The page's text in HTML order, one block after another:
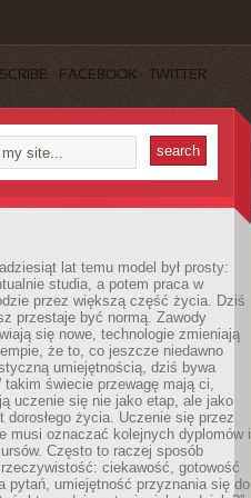
FACEBOOK TWITTER
lat temu model był prosty:
studia, a potem praca w
przez większą część życia. Dziś
przestaje być normą. Zawody
się nowe, technologie zmieniają
że to, co jeszcze niedawno
umiejętnością, dziś bywa
takim świecie przewagę mają ci,
uczenie się nie jako etap, ale jako
dorosłego życia. Uczenie się przez
musi oznaczać kolejnych dyplomów i
Często to raczej sposób
ciekawość, gotowość
pytań, umiejętność przyznania się do